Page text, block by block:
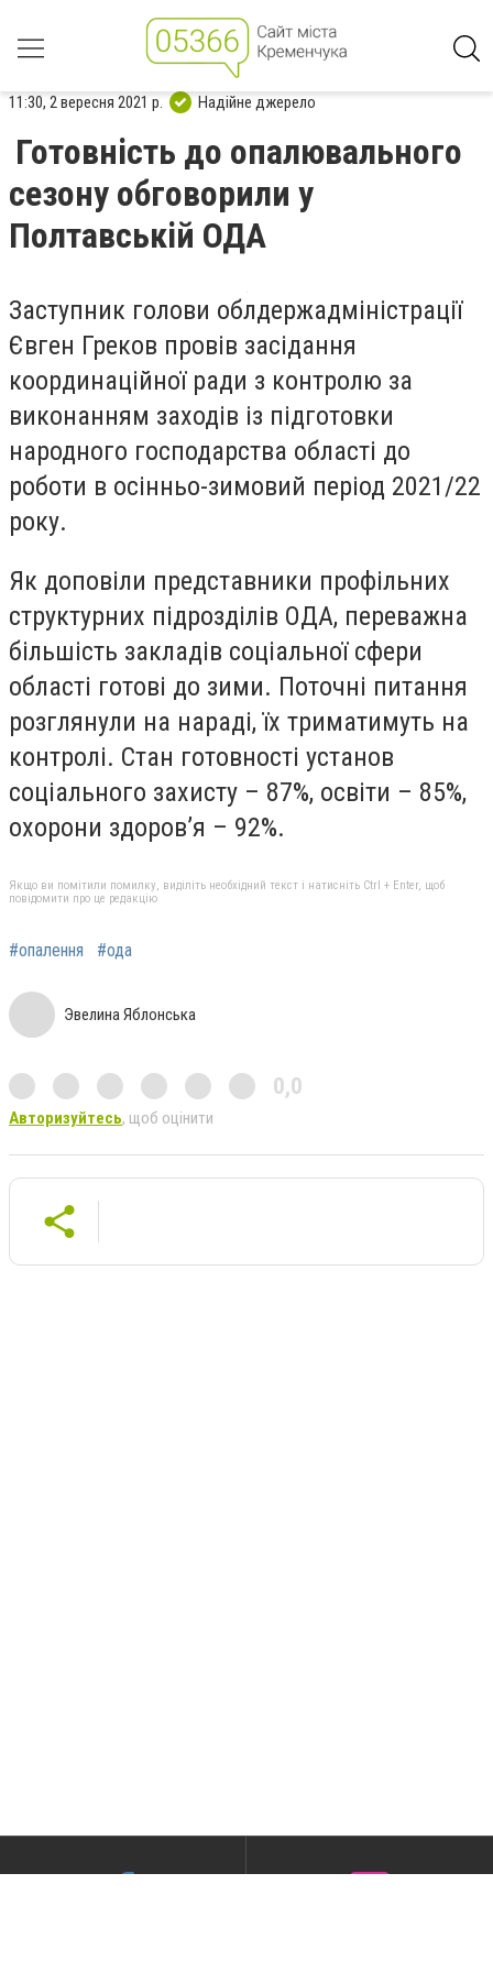
11:30, 2 вересня 2021 р. Надійне джерело
Готовність до опалювального
сезону обговорили у
Полтавській ОДА
Заступник голови облдержадміністрації
Євген Греков провів засідання
координаційної ради з контролю за
виконанням заходів із підготовки
народного господарства області до
роботи в осінньо-зимовий період 2021/22
року.
Як доповіли представники профільних
структурних підрозділів ОДА, переважна
більшість закладів соціальної сфери
області готові до зими. Поточні питання
розглянули на нараді, їх триматимуть на
контролі. Стан готовності установ
соціального захисту – 87%, освіти – 85%,
охорони здоров’я – 92%.
Якщо ви помітили помилку, виділіть необхідний текст і натисніть Ctrl + Enter, щоб
повідомити про це редакцію
#опалення #ода
Эвелина Яблонська
0,0
Авторизуйтесь, щоб оцінити